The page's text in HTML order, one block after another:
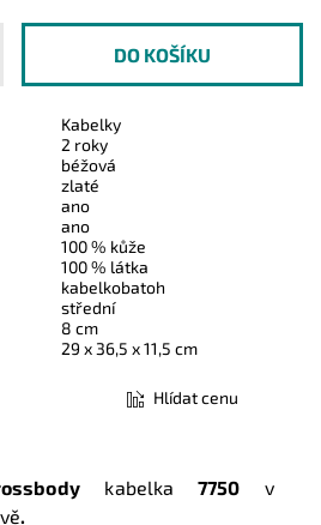
Kabelky
2 roky
béžová
zlaté
ano
ano
100 % kůže
100 % látka
kabelkobatoh
střední
8 cm
29 x 36,5 x 11,5 cm
Hlídat cenu
kabelka 7750 v
.